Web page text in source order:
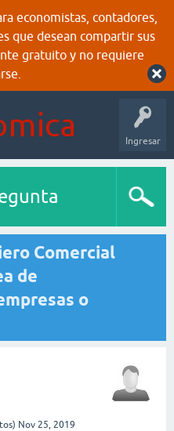
economistas, contadores,
que desean compartir sus
gratuito y no requiere
Ingresar
Comercial
de
o
Nov 25, 2019